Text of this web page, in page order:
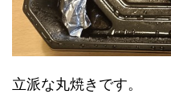
立派な丸焼きです。